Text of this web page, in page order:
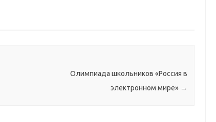
Олимпиада школьников «Россия в
электронном мире» →